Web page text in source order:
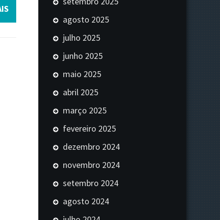
agosto 2025
julho 2025
junho 2025
maio 2025
abril 2025
março 2025
fevereiro 2025
dezembro 2024
novembro 2024
setembro 2024
agosto 2024